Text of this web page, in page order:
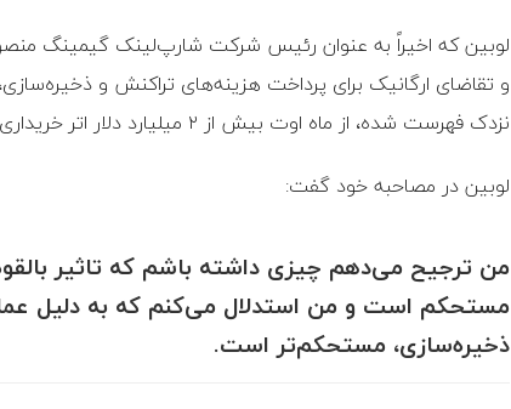
لوبین که اخیراً به عنوان رئیس شرکت شارپ‌لینک گیمینگ
و تقاضای ارگانیک برای پرداخت هزینه‌های تراکنش و
نزدک فهرست شده، از ماه اوت بیش از ۲ میلیارد دلار اتر خریداری کرده است.
لوبین در مصاحبه خود گفت:
من ترجیح می‌دهم چیزی داشته باشم که تاثیر
مستحکم است و من استدلال می‌کنم که به دلیل
ذخیره‌سازی، مستحکم‌تر است.